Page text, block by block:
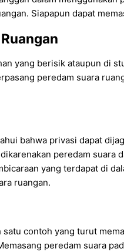
Siapapun dapat
yang berisik ataupun di
peredam suara
bahwa privasi dapat
peredam
yang terdapat di
ruangan.
contoh yang turut
peredam suara